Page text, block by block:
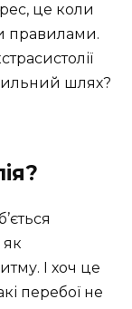
це коли
правилами.
шлях?
як
І хоч це
перебої не